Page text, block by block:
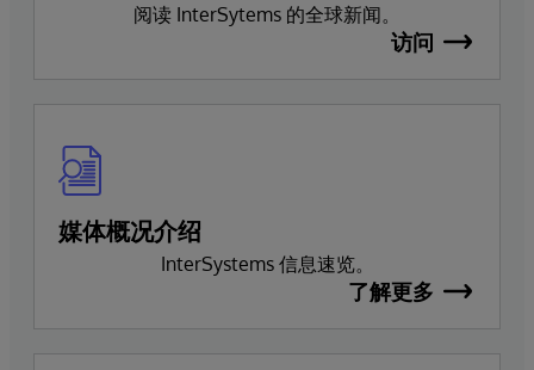
阅读 InterSytems 的全球新闻。
访问
媒体概况介绍
InterSystems 信息速览。
了解更多